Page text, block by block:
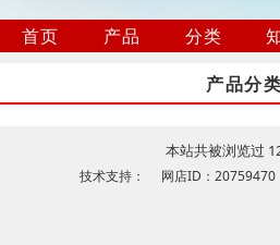
首页 产品 分类
产品分类
本站共被浏览过
技术支持： 网店ID：